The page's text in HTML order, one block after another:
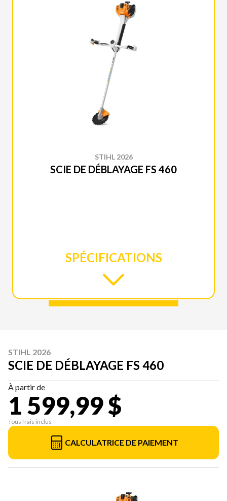
STIHL 2026
SCIE DE DÉBLAYAGE FS 460
SPÉCIFICATIONS
STIHL 2026
SCIE DE DÉBLAYAGE FS 460
À partir de
1 599,99 $
Tous frais inclus
CALCULATRICE DE PAIEMENT